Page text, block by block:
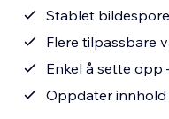
Stablet
Flere tilpassbare
Enkel å sette opp
Oppdater